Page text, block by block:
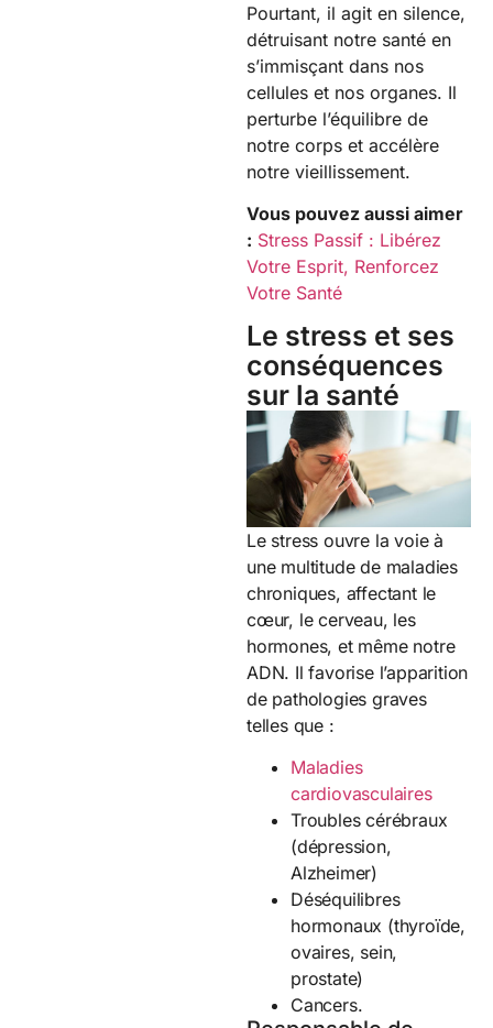
Pourtant, il agit en silence,
détruisant notre santé en
s’immisçant dans nos
cellules et nos organes. Il
perturbe l’équilibre de
notre corps et accélère
notre vieillissement.
Vous pouvez aussi aimer
: Stress Passif : Libérez
Votre Esprit, Renforcez
Votre Santé
Le stress et ses
conséquences
sur la santé
Le stress ouvre la voie à
une multitude de maladies
chroniques, affectant le
cœur, le cerveau, les
hormones, et même notre
ADN. Il favorise l’apparition
de pathologies graves
telles que :
Maladies
cardiovasculaires
Troubles cérébraux
(dépression,
Alzheimer)
Déséquilibres
hormonaux (thyroïde,
ovaires, sein,
prostate)
Cancers.